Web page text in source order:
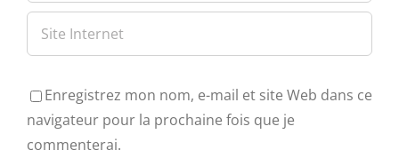
Enregistrez mon nom, e-mail et site Web dans ce
navigateur pour la prochaine fois que je
commenterai.